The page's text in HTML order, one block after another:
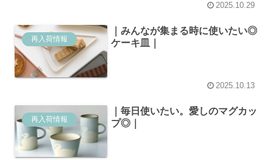
2025.10.29
再入荷情報
｜みんなが集まる時に使いたい◎
ケーキ皿｜
2025.10.13
再入荷情報
｜毎日使いたい。愛しのマグカッ
プ◎｜